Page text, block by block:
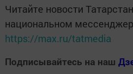
Читайте новости
национальном
https://max.ru/tatmedia
Подписывайтесь на наш